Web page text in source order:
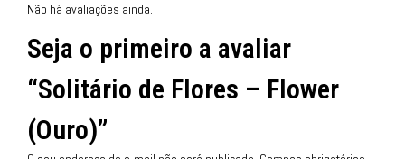
Não há avaliações ainda.
Seja o primeiro a avaliar
“Solitário de Flores – Flower
(Ouro)”